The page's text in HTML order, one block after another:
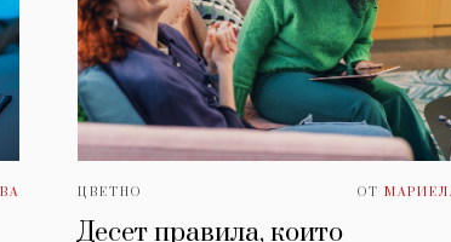
ЦВЕТНО ОТ
Десет правила, които